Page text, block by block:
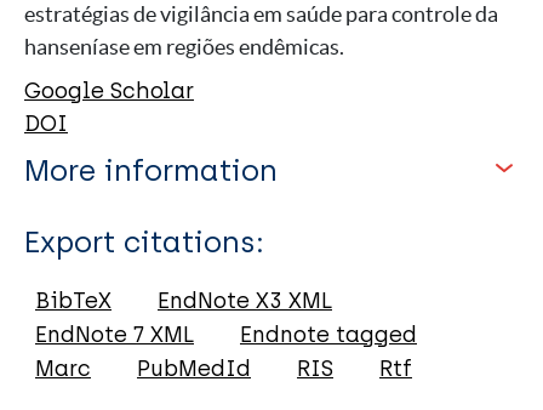
estratégias de vigilância em saúde para controle da
hanseníase em regiões endêmicas.
Google Scholar
DOI
More information
Type
Journal Article
Author
Export citations:
BibTeX
EndNote X3 XML
EndNote 7 XML
Endnote tagged
Marc
PubMedId RIS Rtf